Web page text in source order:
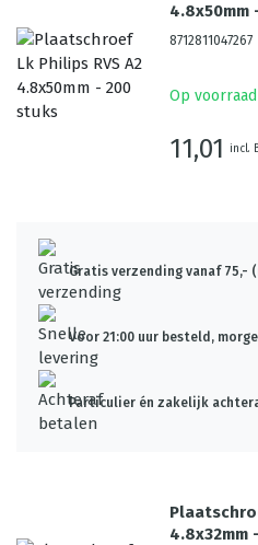
4.8x50mm
8712811047267
Op voorraad
11,01 incl.
Gratis verzending vanaf 75,-
Voor 21:00 uur besteld,
Particulier én zakelijk
4.8x32mm